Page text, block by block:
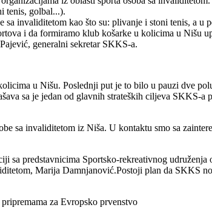
tenis, golbal...).
invaliditetom kao što su: plivanje i stoni tenis, a
i da formiramo klub košarke u kolicima u Nišu
generalni sekretar SKKS-a.
u Nišu. Poslednji put je to bilo u pauzi dve
sa je jedan od glavnih strateških ciljeva SKKS-
sa invaliditetom iz Niša. U kontaktu smo sa
predstavnicima Sportsko-rekreativnog
Marija Damnjanović.Postoji plan da
za Evropsko prvenstvo